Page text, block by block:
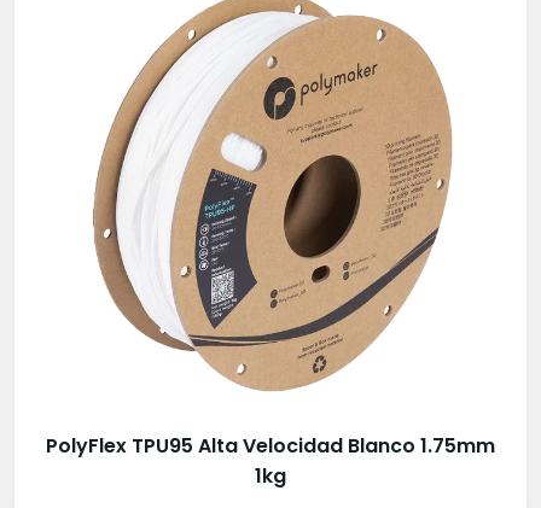
PolyFlex TPU95 Alta Velocidad Blanco 1.75mm
1kg